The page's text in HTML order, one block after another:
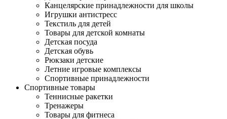
Канцелярские принадлежности для школы
Игрушки антистресс
Текстиль для детей
Товары для детской комнаты
Детская посуда
Детская обувь
Рюкзаки детские
Летние игровые комплексы
Спортивные принадлежности
Спортивные товары
Теннисные ракетки
Тренажеры
Товары для фитнеса